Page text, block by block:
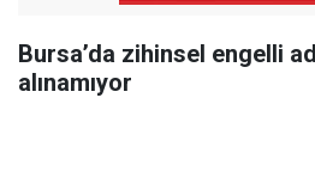
Bursa’da zihinsel engelli
alınamıyor